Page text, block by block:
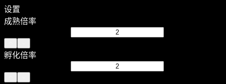
设置
成熟倍率
孵化倍率